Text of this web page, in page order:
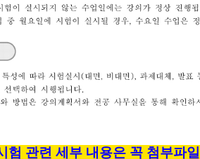
험 관련 세부 내용은 꼭 첨부파